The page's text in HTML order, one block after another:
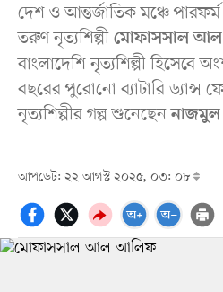
দেশ ও আন্তর্জাতিক মঞ্চে
তরুণ নৃত্যশিল্পী মোফাসসাল
বাংলাদেশি নৃত্যশিল্পী হিসেবে
বছরের পুরোনো ব্যাটারি ড্যান্স
নৃত্যশিল্পীর গল্প শুনেছেন
আপডেট: ২২ আগস্ট ২০২৫, ০৩: ০৮